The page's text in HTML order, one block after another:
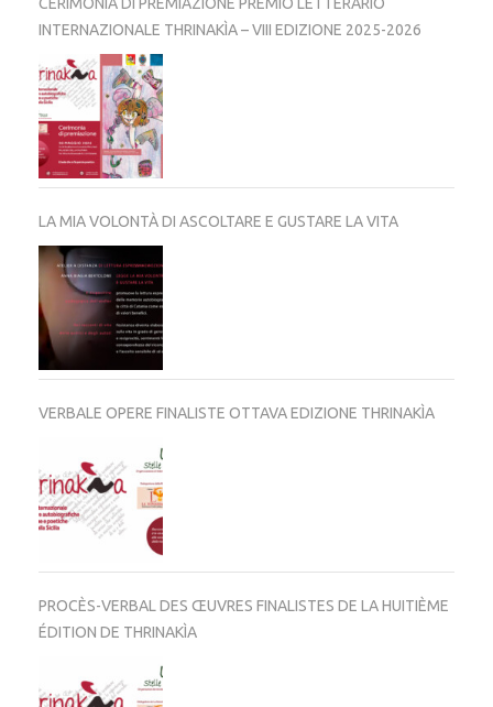
INTERNAZIONALE THRINAKÌA – VIII EDIZIONE 2025-2026
LA MIA VOLONTÀ DI ASCOLTARE E GUSTARE LA VITA
VERBALE OPERE FINALISTE OTTAVA EDIZIONE THRINAKÌA
PROCÈS-VERBAL DES ŒUVRES FINALISTES DE LA HUITIÈME
ÉDITION DE THRINAKÌA